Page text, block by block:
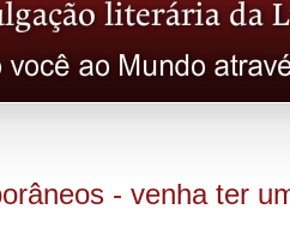
- venha ter